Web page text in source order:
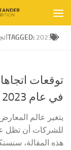
TAGGED: 2023اتجاهات المعارض التجارية
توقعات
في عام 2023
يتغير عالم
للشركات أن تظل
هذه المقالة،